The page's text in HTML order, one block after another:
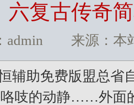
六复古传奇
admin 来源：本
辅助免费版盟总省
咯吱的动静……外面